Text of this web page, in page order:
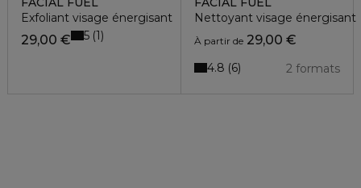
Exfoliant visage énergisant
29,00 € 5 1
Nettoyant visage énergisant
À partir de29,00 €
2 formats
4.8 6